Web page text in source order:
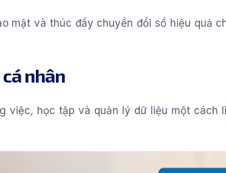
mật và thúc đẩy chuyển đổi số hiệu quả
nhân
việc, học tập và quản lý dữ liệu một cách